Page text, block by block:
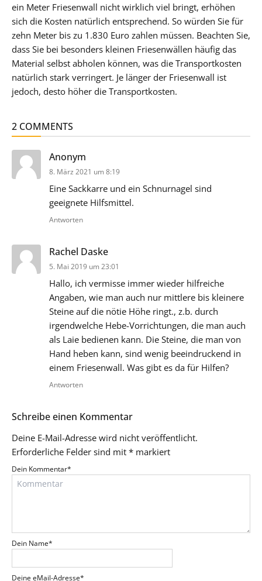
ein Meter Friesenwall nicht wirklich viel bringt, erhöhen
sich die Kosten natürlich entsprechend. So würden Sie für
zehn Meter bis zu 1.830 Euro zahlen müssen. Beachten Sie,
dass Sie bei besonders kleinen Friesenwällen häufig das
Material selbst abholen können, was die Transportkosten
natürlich stark verringert. Je länger der Friesenwall ist
jedoch, desto höher die Transportkosten.
2 COMMENTS
Anonym
8. März 2021 um 8:19
Eine Sackkarre und ein Schnurnagel sind
geeignete Hilfsmittel.
Antworten
Rachel Daske
5. Mai 2019 um 23:01
Hallo, ich vermisse immer wieder hilfreiche
Angaben, wie man auch nur mittlere bis kleinere
Steine auf die nötie Höhe ringt., z.b. durch
irgendwelche Hebe-Vorrichtungen, die man auch
als Laie bedienen kann. Die Steine, die man von
Hand heben kann, sind wenig beeindruckend in
einem Friesenwall. Was gibt es da für Hilfen?
Antworten
Schreibe einen Kommentar
Deine E-Mail-Adresse wird nicht veröffentlicht.
Erforderliche Felder sind mit * markiert
Dein Kommentar*
Dein Name*
Deine eMail-Adresse*